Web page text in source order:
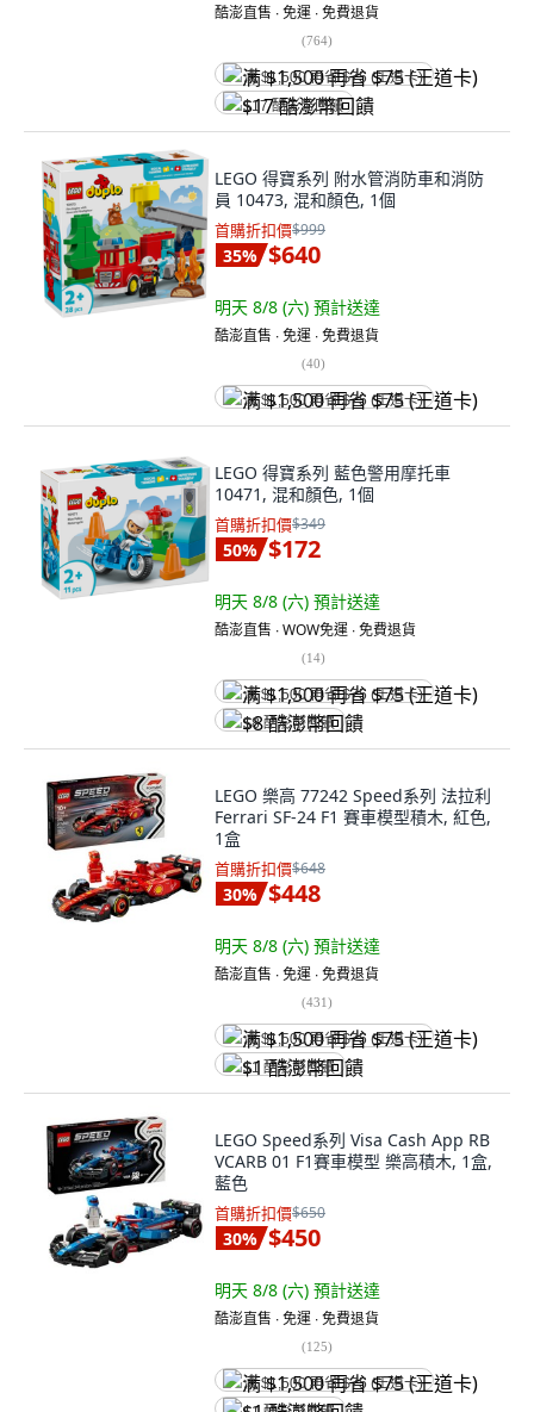
酷澎直售 ∙ 免運 ∙ 免費退貨
(764)
满 $1,500 再省 $75 (王道卡)
$17 酷澎幣回饋
LEGO 得寶系列 附水管消防車和消防
員 10473, 混和顏色, 1個
首購折扣價$999
35% $640
明天 8/8 (六) 預計送達
酷澎直售 ∙ 免運 ∙ 免費退貨
(40)
满 $1,500 再省 $75 (王道卡)
LEGO 得寶系列 藍色警用摩托車
10471, 混和顏色, 1個
首購折扣價$349
50% $172
明天 8/8 (六) 預計送達
酷澎直售 ∙ WOW免運 ∙ 免費退貨
(14)
满 $1,500 再省 $75 (王道卡)
$8 酷澎幣回饋
LEGO 樂高 77242 Speed系列 法拉利
Ferrari SF-24 F1 賽車模型積木, 紅色,
1盒
首購折扣價$648
30% $448
明天 8/8 (六) 預計送達
酷澎直售 ∙ 免運 ∙ 免費退貨
(431)
满 $1,500 再省 $75 (王道卡)
$1 酷澎幣回饋
LEGO Speed系列 Visa Cash App RB
VCARB 01 F1賽車模型 樂高積木, 1盒,
藍色
首購折扣價$650
30% $450
明天 8/8 (六) 預計送達
酷澎直售 ∙ 免運 ∙ 免費退貨
(125)
满 $1,500 再省 $75 (王道卡)